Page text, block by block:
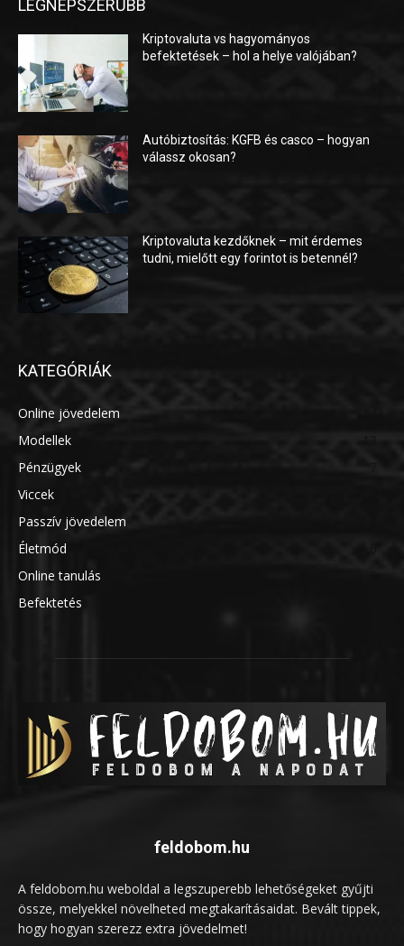
LEGNÉPSZERŰBB
Kriptovaluta vs hagyományos
befektetések – hol a helye valójában?
Autóbiztosítás: KGFB és casco – hogyan
válassz okosan?
Kriptovaluta kezdőknek – mit érdemes
tudni, mielőtt egy forintot is betennél?
KATEGÓRIÁK
Online jövedelem
Modellek
Pénzügyek
Viccek
Passzív jövedelem
Életmód
Online tanulás
Befektetés
feldobom.hu
A feldobom.hu weboldal a legszuperebb lehetőségeket gyűjti
össze, melyekkel növelheted megtakarításaidat. Bevált tippek,
hogy hogyan szerezz extra jövedelmet!